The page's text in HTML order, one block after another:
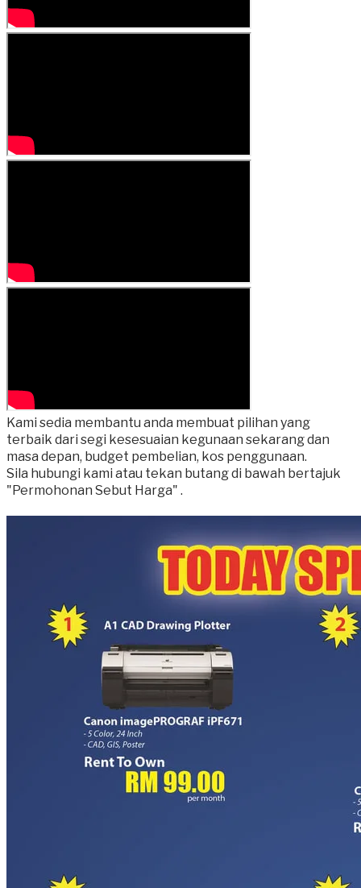
Kami sedia membantu anda membuat pilihan yang
terbaik dari segi kesesuaian kegunaan sekarang dan
masa depan, budget pembelian, kos penggunaan.
Sila hubungi kami atau tekan butang di bawah bertajuk
"Permohonan Sebut Harga" .